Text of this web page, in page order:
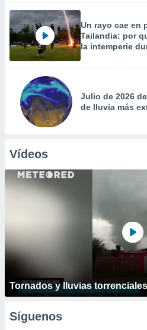
Un rayo cae en
Tailandia: por
la intemperie
Julio de 2026
de lluvia más
Vídeos
Tornados y lluvias
Síguenos